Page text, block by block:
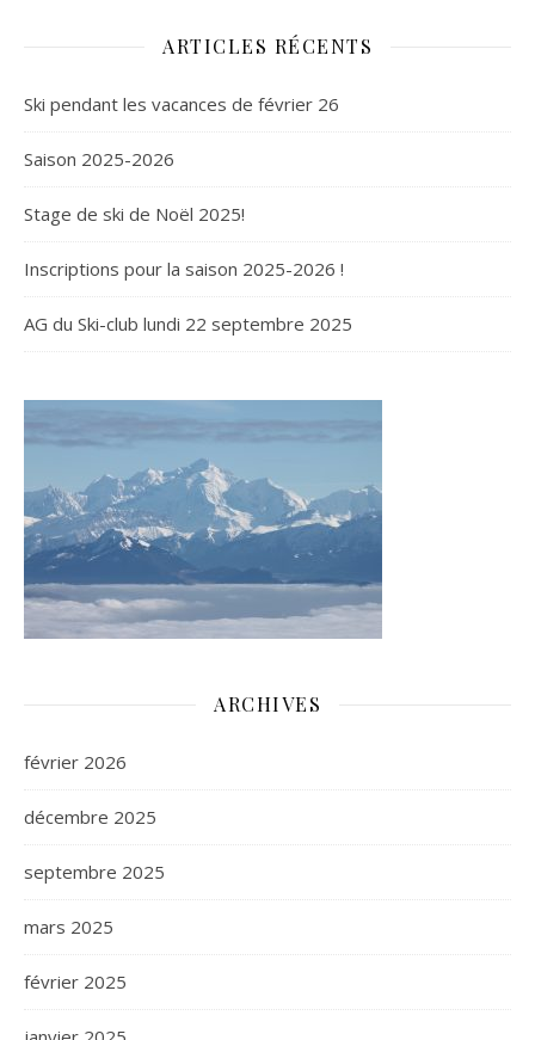
ARTICLES RÉCENTS
Ski pendant les vacances de février 26
Saison 2025-2026
Stage de ski de Noël 2025!
Inscriptions pour la saison 2025-2026 !
AG du Ski-club lundi 22 septembre 2025
ARCHIVES
février 2026
décembre 2025
septembre 2025
mars 2025
février 2025